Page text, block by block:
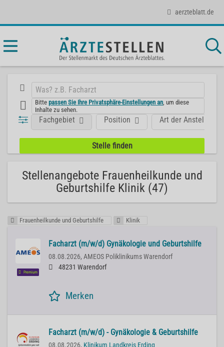
aerzteblatt.de
Bittepassen Sie Ihre Privatsphäre-Einstellungen an , um diese
Inhalte zu sehen.
Position
Fachgebiet Art der Anstellung
Stellenangebote Frauenheilkunde und
Geburtshilfe Klinik (47)
Frauenheilkunde und Geburtshilfe Klinik
Premium
Facharzt (m/w/d) Gynäkologie und Geburtshilfe
08.08.2026, AMEOS Poliklinikums Warendorf
48231 Warendorf
Merken
Facharzt (m/w/d) - Gynäkologie & Geburtshilfe